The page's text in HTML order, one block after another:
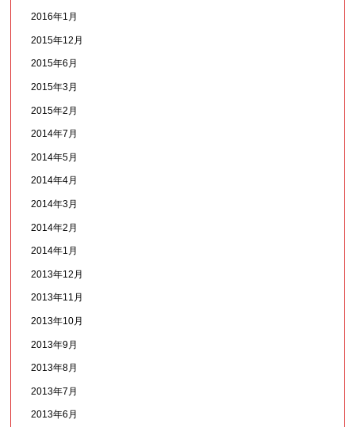
2016年1月
2015年12月
2015年6月
2015年3月
2015年2月
2014年7月
2014年5月
2014年4月
2014年3月
2014年2月
2014年1月
2013年12月
2013年11月
2013年10月
2013年9月
2013年8月
2013年7月
2013年6月